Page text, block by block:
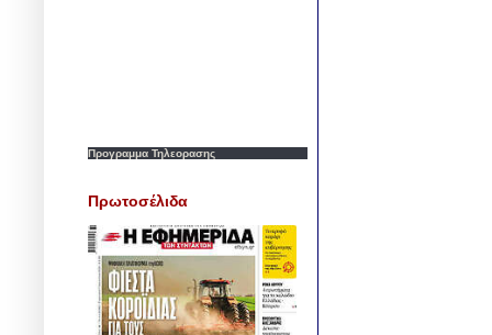
Προγραμμα Τηλεορασης
Πρωτοσέλιδα